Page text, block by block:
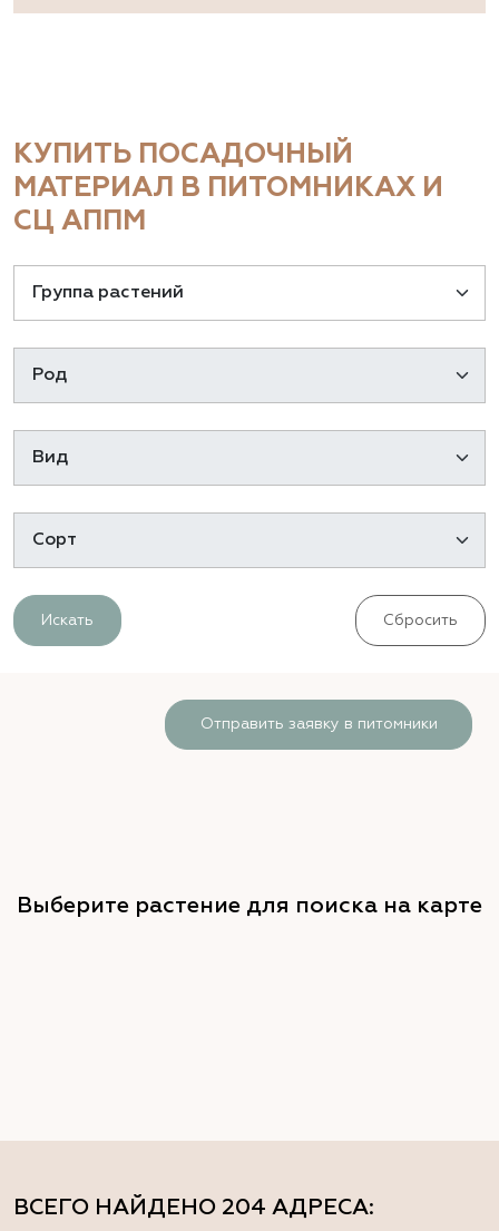
КУПИТЬ ПОСАДОЧНЫЙ
МАТЕРИАЛ В ПИТОМНИКАХ И
СЦ АППМ
Искать Сбросить
ВСЕГО НАЙДЕНО 204 АДРЕСА:
Отправить заявку в питомники
Выберите растение для поиска на карте